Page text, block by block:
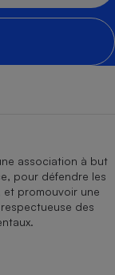
association à but
pour défendre les
promouvoir une
des